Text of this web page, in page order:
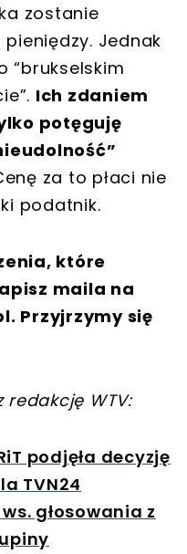
zostanie
Jednak
“brukselskim
Ich zdaniem
potęguję
za to płaci nie
podatnik.
które
maila na
. Przyjrzymy się
redakcję WTV:
podjęła decyzję
TVN24
głosowania z